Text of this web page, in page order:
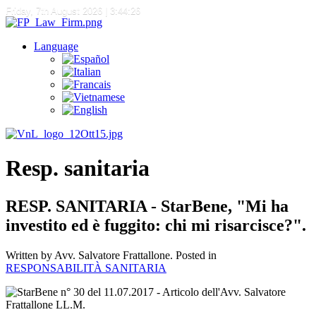
Friday, 7th August 2026 | 3:44:26
Language
Resp. sanitaria
RESP. SANITARIA - StarBene, "Mi ha
investito ed è fuggito: chi mi risarcisce?".
Written by Avv. Salvatore Frattallone. Posted in
RESPONSABILITÀ SANITARIA